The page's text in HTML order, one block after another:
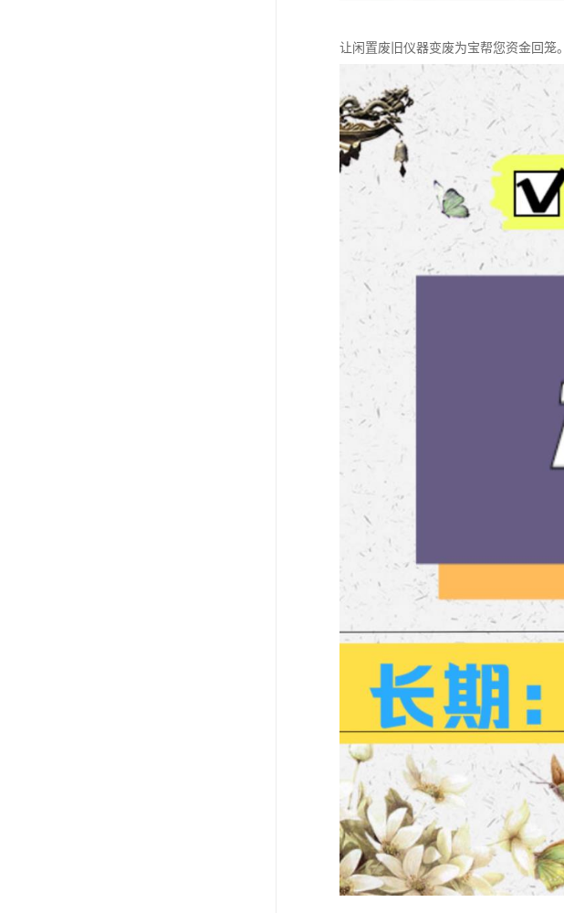
让闲置废旧仪器变废为宝帮您资金回笼。